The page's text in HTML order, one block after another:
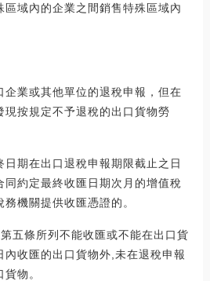
區域內的企業之間銷售特殊區域內
企業或其他單位的退稅申報，但在
現按規定不予退稅的出口貨物勞
期在出口退稅申報期限截止之日
同約定最終收匯日期次月的增值稅
機關提供收匯憑證的。
五條所列不能收匯或不能在出口貨
內收匯的出口貨物外,未在退稅申報
物。